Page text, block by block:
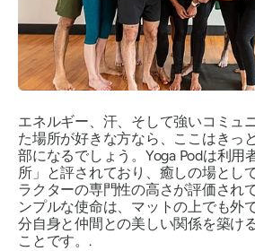
エネルギー、汗、そして強いコミュ
た場所が好きな方なら、ここはきっ
部になるでしょう。Yoga Podは利用
所」と評されており、癒しの場とし
ラクターの専門性の高さが評価され
ンプルな使命は、マットの上でも外
分自身と仲間との美しい関係を築け
ことです。.